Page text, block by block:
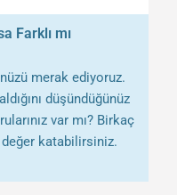
Farklı mı
merak ediyoruz.
düşündüğünüz
var mı? Birkaç
katabilirsiniz.